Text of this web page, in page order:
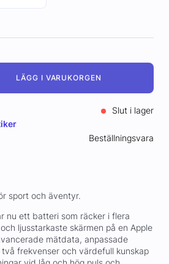
LÄGG I VARUKORGEN
Slut i lager
Beställningsvara
sport och äventyr.
nu ett batteri som räcker i flera
ljusstarkaste skärmen på en Apple
mätdata, anpassade
frekvenser och värdefull kunskap